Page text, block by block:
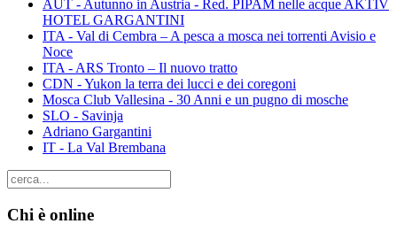
AUT - Autunno in Austria - Red. PIPAM nelle acque AKTIV
HOTEL GARGANTINI
ITA - Val di Cembra – A pesca a mosca nei torrenti Avisio e
Noce
ITA - ARS Tronto – Il nuovo tratto
CDN - Yukon la terra dei lucci e dei coregoni
Mosca Club Vallesina - 30 Anni e un pugno di mosche
SLO - Savinja
Adriano Gargantini
IT - La Val Brembana
Chi è online